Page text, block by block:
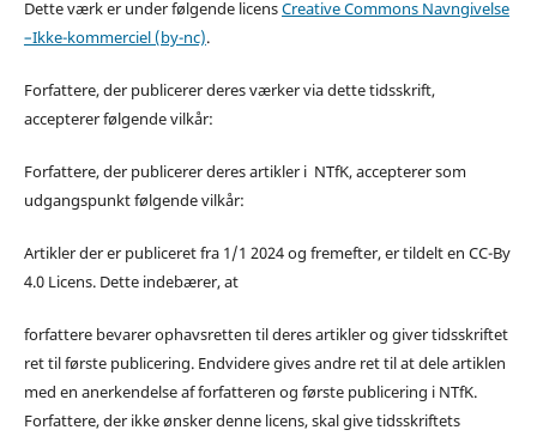
Dette værk er under følgende licensCreative Commons Navngivelse
–Ikke-kommerciel (by-nc).
Forfattere, der publicerer deres værker via dette tidsskrift,
accepterer følgende vilkår:
Forfattere, der publicerer deres artikler i NTfK, accepterer som
udgangspunkt følgende vilkår:
Artikler der er publiceret fra 1/1 2024 og fremefter, er tildelt en CC-By
4.0 Licens. Dette indebærer, at
forfattere bevarer ophavsretten til deres artikler og giver tidsskriftet
ret til første publicering. Endvidere gives andre ret til at dele artiklen
med en anerkendelse af forfatteren og første publicering i NTfK.
Forfattere, der ikke ønsker denne licens, skal give tidsskriftets